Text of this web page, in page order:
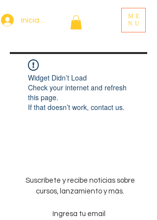
Iniciar sesión
ME
NU
Widget Didn’t Load
Check your internet and refresh
this page.
If that doesn’t work, contact us.
Suscríbete y recibe noticias sobre
cursos, lanzamiento y más.